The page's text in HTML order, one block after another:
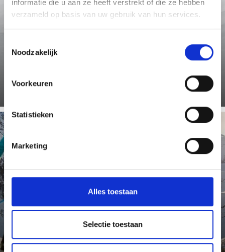
informatie die u aan ze heeft verstrekt of die ze hebben
verzameld op basis van uw gebruik van hun services.
Noodzakelijk
Voorkeuren
Statistieken
Marketing
Alles toestaan
Selectie toestaan
ontelbaar ...
LANGLAUFEN
noordse skisport loipen aan voor zowel het klassieke